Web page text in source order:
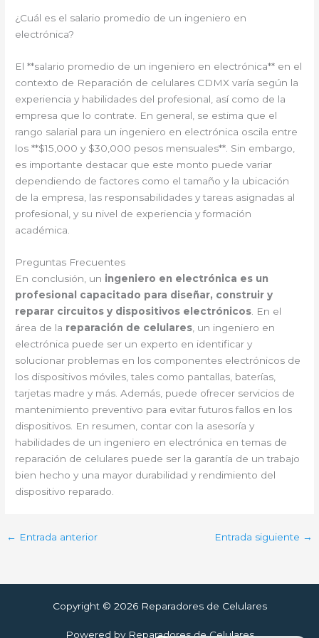
¿Cuál es el salario promedio de un ingeniero en
electrónica?
El **salario promedio de un ingeniero en electrónica** en el
contexto de Reparación de celulares CDMX varía según la
experiencia y habilidades del profesional, así como de la
empresa que lo contrate. En general, se estima que el
rango salarial para un ingeniero en electrónica oscila entre
los **$15,000 y $30,000 pesos mensuales**. Sin embargo,
es importante destacar que este monto puede variar
dependiendo de factores como el tamaño y la ubicación
de la empresa, las responsabilidades y tareas asignadas al
profesional, y su nivel de experiencia y formación
académica.
Preguntas Frecuentes
En conclusión, un ingeniero en electrónica es un
profesional capacitado para diseñar, construir y
reparar circuitos y dispositivos electrónicos . En el
área de la reparación de celulares , un ingeniero en
electrónica puede ser un experto en identificar y
solucionar problemas en los componentes electrónicos de
los dispositivos móviles, tales como pantallas, baterías,
tarjetas madre y más. Además, puede ofrecer servicios de
mantenimiento preventivo para evitar futuros fallos en los
dispositivos. En resumen, contar con la asesoría y
habilidades de un ingeniero en electrónica en temas de
reparación de celulares puede ser la garantía de un trabajo
bien hecho y una mayor durabilidad y rendimiento del
dispositivo reparado.
← Entrada anterior Entrada siguiente →
Copyright © 2026 Reparadores de Celulares
Powered by Reparadores de Celulares